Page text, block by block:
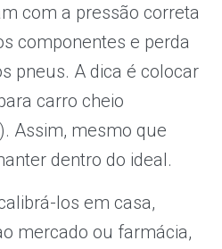
com a pressão correta
componentes e perda
pneus. A dica é colocar
carro cheio
Assim, mesmo que
dentro do ideal.
los em casa,
mercado ou farmácia,